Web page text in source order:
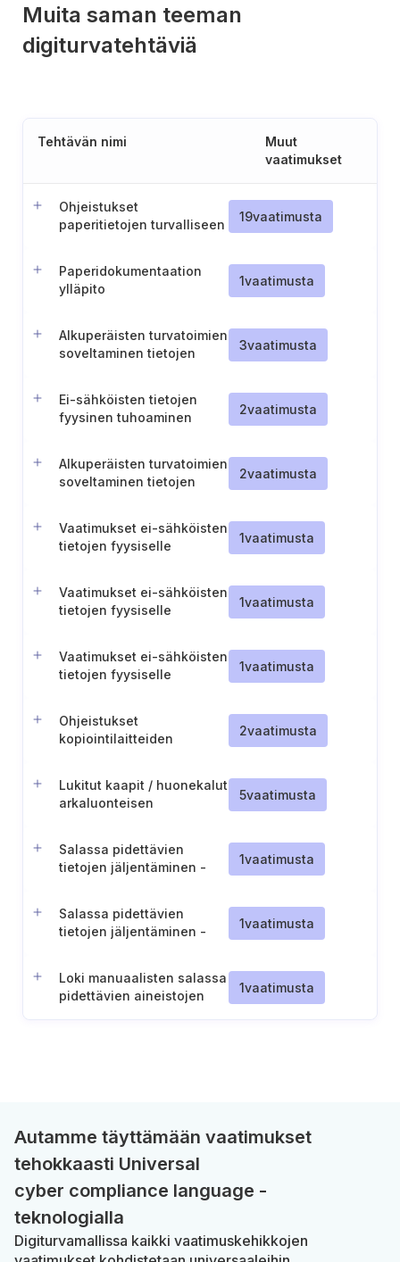
Muita saman teeman
digiturvatehtäviä
Tehtävän nimi
Muut
vaatimukset
Ohjeistukset
paperitietojen turvalliseen
19vaatimusta
Paperidokumentaation
ylläpito
1vaatimusta
Alkuperäisten turvatoimien
soveltaminen tietojen
3vaatimusta
Ei-sähköisten tietojen
fyysinen tuhoaminen
2vaatimusta
Alkuperäisten turvatoimien
soveltaminen tietojen
2vaatimusta
Vaatimukset ei-sähköisten
tietojen fyysiselle
1vaatimusta
Vaatimukset ei-sähköisten
tietojen fyysiselle
1vaatimusta
Vaatimukset ei-sähköisten
tietojen fyysiselle
1vaatimusta
Ohjeistukset
kopiointilaitteiden
2vaatimusta
Lukitut kaapit / huonekalut
arkaluonteisen
5vaatimusta
Salassa pidettävien
tietojen jäljentäminen -
1vaatimusta
Salassa pidettävien
tietojen jäljentäminen -
1vaatimusta
Loki manuaalisten salassa
pidettävien aineistojen
1vaatimusta
Autamme täyttämään vaatimukset
tehokkaasti Universal
cyber compliance language -
teknologialla
Digiturvamallissa kaikki vaatimuskehikkojen